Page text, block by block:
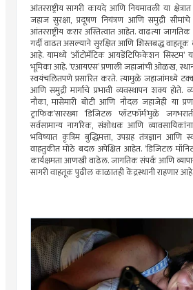
आंतरराष्ट्रीय सागरी कायदे आणि नियमावली या
जहाज सुरक्षा, प्रदूषण नियंत्रण आणि समुद्री सीमांचे
आंतरराष्ट्रीय करार अस्तित्वात आहेत. वाढत्या जागतिक
गर्दी वाढत असल्याने सुरक्षित आणि शिस्तबद्ध
आहे. यामध्ये ‘ऑटोमॅटिक आयडेंटिफिकेशन सिस्टम’
भूमिका आहे. ‘एआयएस’ प्रणाली जहाजांची ओळख,
स्वयंचलितपणे प्रसारित करते. त्यामुळे जहाजांमध्ये
आणि समुद्री मार्गांचे प्रभावी व्यवस्थापन शक्य होते.
नौका, मासेमारी बोटी आणि नौदल जहाजेही या
ट्राफिक’सारख्या ‘डिजिटल प्लॅटफॉर्म’मुळे
सर्वसामान्य नागरिक, संशोधक आणि
भविष्यात कृत्रिम बुद्धिमत्ता, उपग्रह तंत्रज्ञान
वाहतुकीत मोठे बदल अपेक्षित आहेत. ‘डिजिटल
कार्यक्षमता आणखी वाढेल. जागतिक संपर्क आणि
सागरी वाहतूक पुढील काळातही केंद्रस्थानी राहणार आहे.